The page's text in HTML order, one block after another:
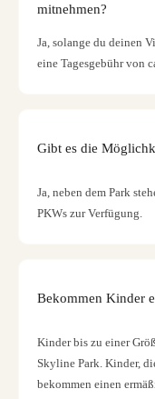
mitnehmen?
Ja, solange du deinen
eine Tagesgebühr von
Gibt es die
Ja, neben dem Park
PKWs zur Verfügung.
Bekommen Kinder
Kinder bis zu einer
Skyline Park. Kinder,
bekommen einen